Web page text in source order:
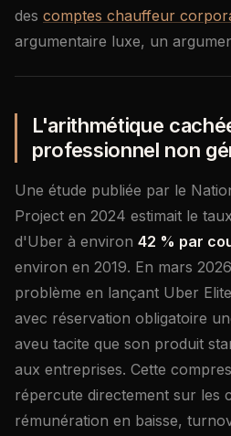
des comptes chauffeur
argumentaire luxe, un
L'arithmétique
professionnel non
Une étude publiée par le
Project en 2024 estimait le
d'Uber à environ 42 % par
environ en 2019. En mars
problème en lançant Uber
avec réservation obligatoire
aveu tacite que son produit
aux entreprises. Cette
répercute directement sur les
rémunération en baisse,